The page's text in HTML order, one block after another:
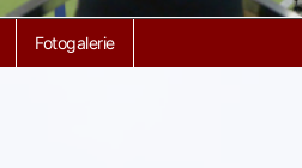
Fotogalerie